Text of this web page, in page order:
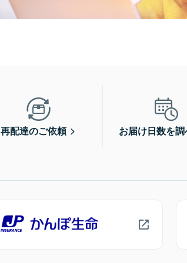
再配達のご依頼 お届け日数を調